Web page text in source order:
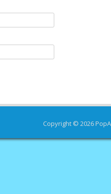
Copyright © 2026